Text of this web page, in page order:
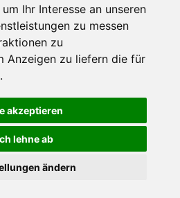
um Ihr Interesse an unseren
zu messen
zu
Anzeigen zu liefern die für
.
akzeptieren
lehne ab
ändern